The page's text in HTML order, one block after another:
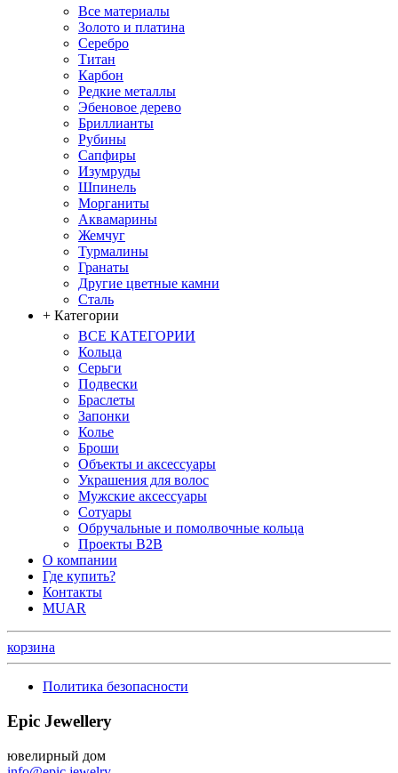
Все материалы
Золото и платина
Серебро
Титан
Карбон
Редкие металлы
Эбеновое дерево
Бриллианты
Рубины
Сапфиры
Изумруды
Шпинель
Морганиты
Аквамарины
Жемчуг
Турмалины
Гранаты
Другие цветные камни
Сталь
+ Категории
ВСЕ КАТЕГОРИИ
Кольца
Серьги
Подвески
Браслеты
Запонки
Колье
Броши
Объекты и аксессуары
Украшения для волос
Мужские аксессуары
Сотуары
Обручальные и помолвочные кольца
Проекты B2B
О компании
Где купить?
Контакты
MUAR
корзина
Политика безопасности
Epic Jewellery
ювелирный дом